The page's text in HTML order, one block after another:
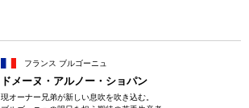
フランス ブルゴーニュ
ドメーヌ・アルノー・ショパン
現オーナー兄弟が新しい息吹を吹き込む。